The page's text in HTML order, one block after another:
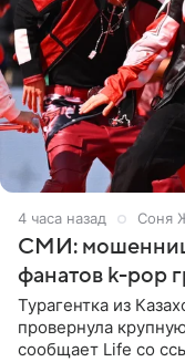
4 часа назад Соня
СМИ:
фанатов k-pop
Турагентка из
провернула
сообщает Life со